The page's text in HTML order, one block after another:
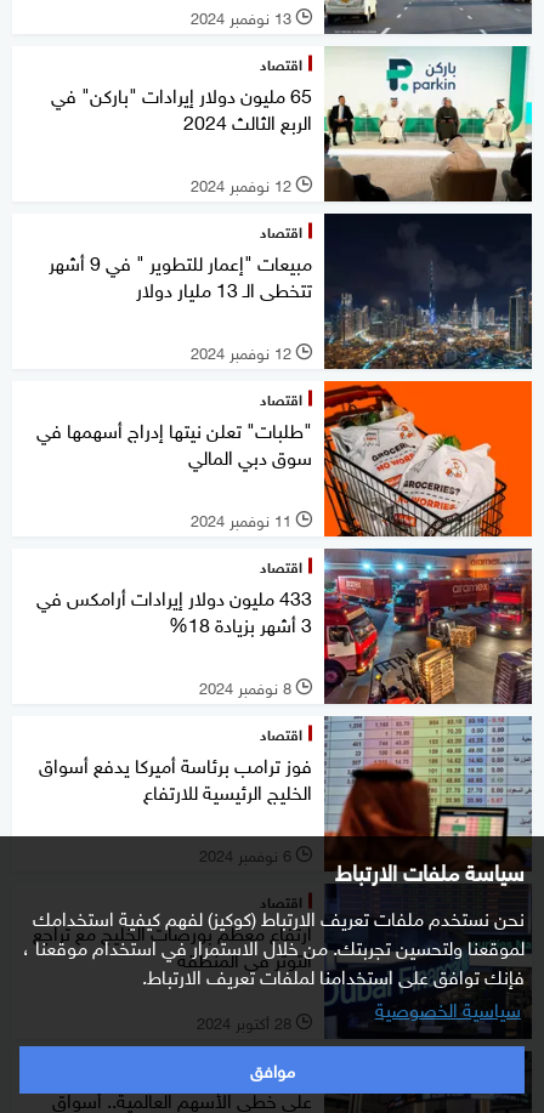
سياسة ملفات الارتباط
نحن نستخدم ملفات تعريف الارتباط (كوكيز) لفهم كيفية استخدامك
لموقعنا ولتحسين تجربتك. من خلال الاستمرار في استخدام موقعنا ،
فإنك توافق على استخدامنا لملفات تعريف الارتباط.
سياسية الخصوصية
موافق
l 13 نوفمبر 2024
اقتصاد
65 مليون دولار إيرادات "باركن" في
الربع الثالث 2024
l 12 نوفمبر 2024
اقتصاد
مبيعات "إعمار للتطوير " في 9 أشهر
تتخطى الـ 13 مليار دولار
l 12 نوفمبر 2024
اقتصاد
"طلبات" تعلن نيتها إدراج أسهمها في
سوق دبي المالي
l 11 نوفمبر 2024
اقتصاد
433 مليون دولار إيرادات أرامكس في
3 أشهر بزيادة 18%
l 8 نوفمبر 2024
اقتصاد
فوز ترامب برئاسة أميركا يدفع أسواق
الخليج الرئيسية للارتفاع
l 6 نوفمبر 2024
اقتصاد
ارتفاع معظم بورصات الخليج مع تراجع
التوتر في المنطقة
l 28 أكتوبر 2024
اقتصاد
على خطى الأسهم العالمية.. أسواق